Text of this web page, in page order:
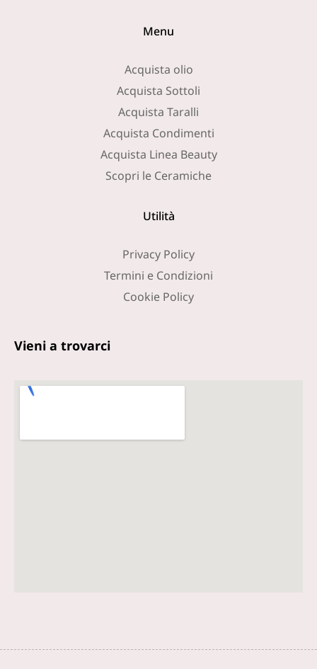
Menu
Acquista olio
Acquista Sottoli
Acquista Taralli
Acquista Condimenti
Acquista Linea Beauty
Scopri le Ceramiche
Utilità
Privacy Policy
Termini e Condizioni
Cookie Policy
Vieni a trovarci